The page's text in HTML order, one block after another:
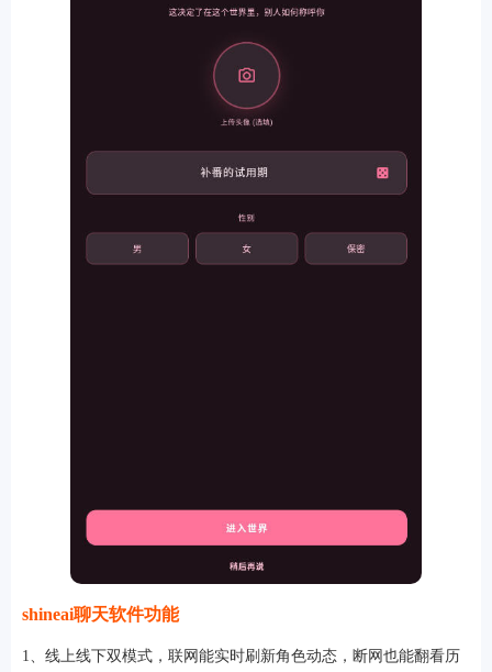
shineai聊天软件功能
1、线上线下双模式，联网能实时刷新角色动态，断网也能翻看历